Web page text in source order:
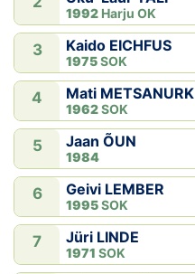
Suletud maastikud
Püsirajad
Ajalugu
Koolitused
1992 Harju OK
3 Kaido EICHFUS
1975SOK
4 Mati METSANURK
1962SOK
5 Jaan ÕUN
1984
6 Geivi LEMBER
1995SOK
7 Jüri LINDE
1971 SOK